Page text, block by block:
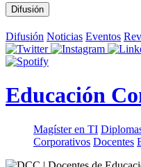
Difusión
Difusión Noticias Eventos
Educación
Magíster en TI
Corporativos Docentes